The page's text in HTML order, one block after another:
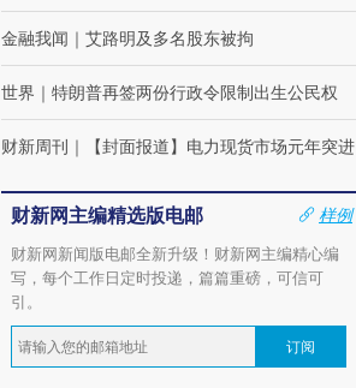
金融我闻 ｜ 艾路明及多名股东被拘
世界 ｜ 特朗普再签两份行政令限制出生公民权
财新周刊 ｜ 【封面报道】电力现货市场元年突进
财新网主编精选版电邮
样例
财新网新闻版电邮全新升级！财新网主编精心编
写，每个工作日定时投递，篇篇重磅，可信可
引。
订阅